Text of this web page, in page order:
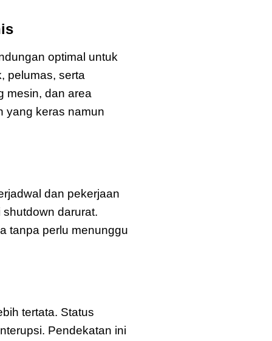
optimal untuk
pelumas, serta
mesin, dan area
yang keras namun
dan pekerjaan
darurat.
tanpa perlu menunggu
tertata. Status
Pendekatan ini